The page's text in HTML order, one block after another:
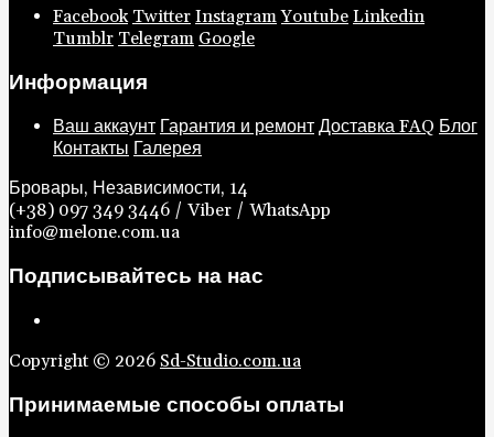
Facebook Twitter Instagram Youtube Linkedin
Tumblr Telegram Google
Информация
Ваш аккаунт Гарантия и ремонт Доставка FAQ Блог
Контакты Галерея
Бровары, Независимости, 14
(+38) 097 349 3446 / Viber / WhatsApp
info@melone.com.ua
Подписывайтесь на нас
Copyright © 2026 Sd-Studio.com.ua
Принимаемые способы оплаты